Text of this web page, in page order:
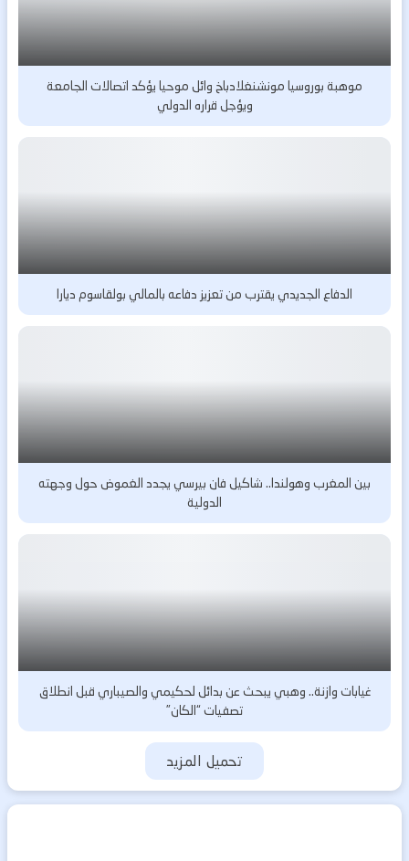
موهبة بوروسيا مونشنغلادباخ وائل موحيا يؤكد اتصالات الجامعة
ويؤجل قراره الدولي
الدفاع الجديدي يقترب من تعزيز دفاعه بالمالي بولقاسوم ديارا
بين المغرب وهولندا.. شاكيل فان بيرسي يجدد الغموض حول وجهته
الدولية
غيابات وازنة.. وهبي يبحث عن بدائل لحكيمي والصيباري قبل انطلاق
تصفيات “الكان”
تحميل المزيد